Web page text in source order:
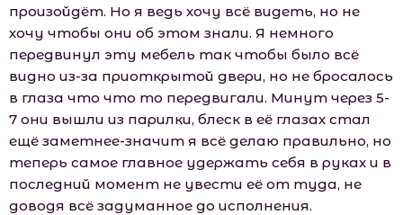
произойдёт. Но я ведь хочу всё видеть, но не
хочу чтобы они об этом знали. Я немного
передвинул эту мебель так чтобы было всё
видно из-за приоткрытой двери, но не бросалось
в глаза что что то передвигали. Минут через 5-
7 они вышли из парилки, блеск в её глазах стал
ещё заметнее-значит я всё делаю правильно, но
теперь самое главное удержать себя в руках и в
последний момент не увести её от туда, не
доводя всё задуманное до исполнения.